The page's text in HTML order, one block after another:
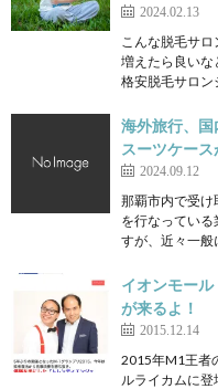
2024.02.13
こんな脱毛サ
増えたら良いな
格安脱毛サロ
海外旅行、
スーツケー
2024.09.12
那覇市内で受け
を行なってい
すが、近々一
イオンモー
が来るよ！
2015.12.14
2015年M1王者
ルライカムに